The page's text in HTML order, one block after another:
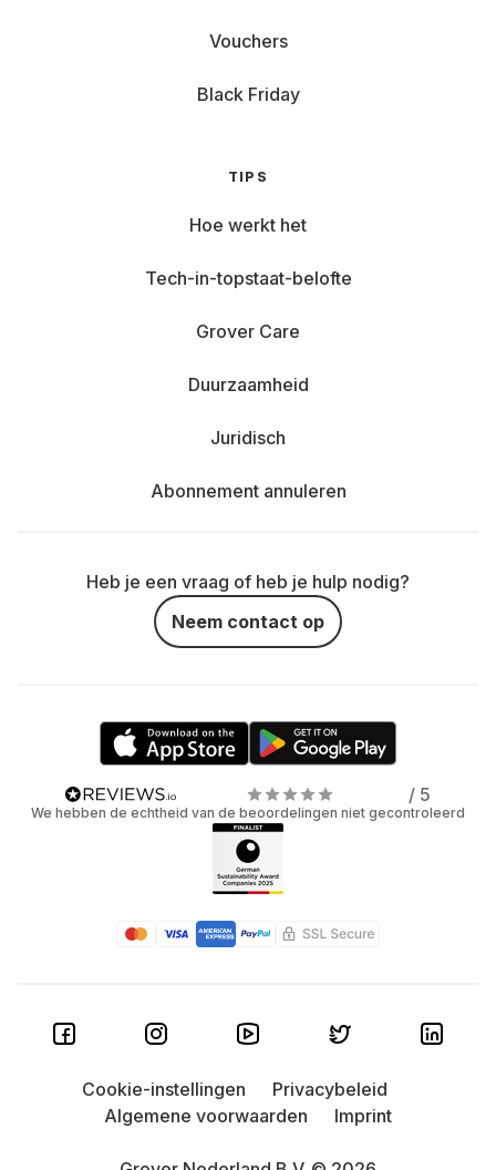
Vouchers
Black Friday
TIPS
Hoe werkt het
Tech-in-topstaat-belofte
Grover Care
Duurzaamheid
Juridisch
Abonnement annuleren
Heb je een vraag of heb je hulp nodig?
Neem contact op
/ 5
We hebben de echtheid van de beoordelingen niet gecontroleerd
Cookie-instellingen
Privacybeleid
Algemene voorwaarden
Imprint